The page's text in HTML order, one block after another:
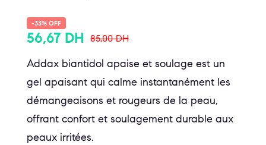
-33% OFF
85,00DH
56,67 DH
Addax biantidol apaise et soulage est un
gel apaisant qui calme instantanément les
démangeaisons et rougeurs de la peau,
offrant confort et soulagement durable aux
peaux irritées.